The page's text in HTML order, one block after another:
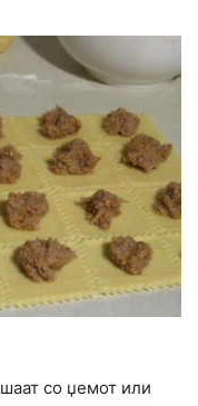
со џемот или